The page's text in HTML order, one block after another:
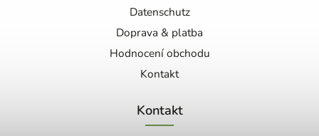
Datenschutz
Doprava & platba
Hodnocení obchodu
Kontakt
Kontakt